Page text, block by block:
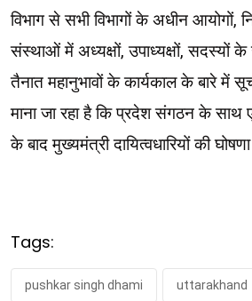
विभाग से सभी विभागों के अधीन आयोगों,
संस्थाओं में अध्यक्षों, उपाध्यक्षों, सदस्यों
तैनात महानुभावों के कार्यकाल के बारे में
माना जा रहा है कि प्रदेश संगठन के
के बाद मुख्यमंत्री दायित्वधारियों की
Tags:
pushkar singh dhami uttarakhand